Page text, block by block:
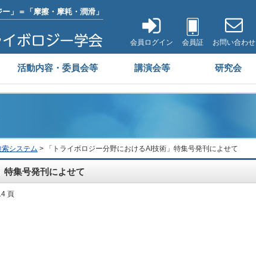
ー」＝「摩擦・摩耗・潤滑」
会員ログイン 会員証 お問い合わせ
活動内容・委員会等 講演会等 研究会
索システム > 「トライボロジー分野におけるAI技術」特集号発刊によせて
特集号発刊によせて
頁